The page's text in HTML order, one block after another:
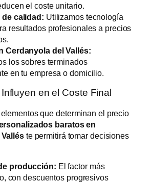
el coste unitario.
calidad: Utilizamos tecnología
resultados profesionales a precios
Cerdanyola del Vallés:
los sobres terminados
en tu empresa o domicilio.
en el Coste Final
que determinan el precio
baratos en
te permitirá tomar decisiones
producción: El factor más
con descuentos progresivos